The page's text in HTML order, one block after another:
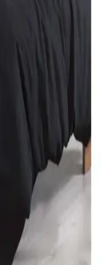
Konfor ve
Konfor ve
arada sunan tek
fiyat
Siyah Tek
İpuçları